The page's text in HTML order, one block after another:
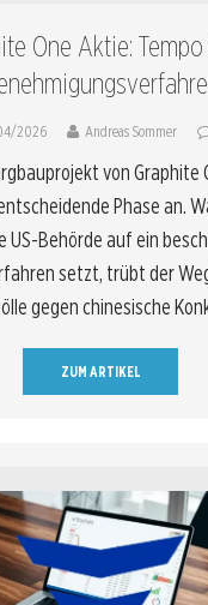
One Aktie:
2026 Andreas Sommer
von Graphite
Phase an.
US-Behörde auf ein
setzt, trübt der
gegen chinesische
ZUM ARTIKEL